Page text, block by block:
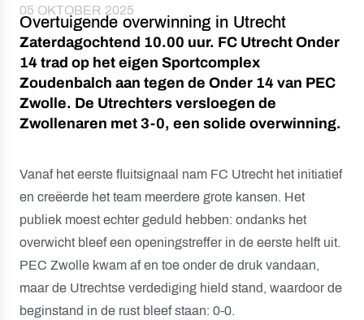
05 OKTOBER 2025
Overtuigende overwinning in Utrecht
Zaterdagochtend 10.00 uur. FC Utrecht Onder
14 trad op het eigen Sportcomplex
Zoudenbalch aan tegen de Onder 14 van PEC
Zwolle. De Utrechters versloegen de
Zwollenaren met 3-0, een solide overwinning.
Vanaf het eerste fluitsignaal nam FC Utrecht het initiatief
en creëerde het team meerdere grote kansen. Het
publiek moest echter geduld hebben: ondanks het
overwicht bleef een openingstreffer in de eerste helft uit.
PEC Zwolle kwam af en toe onder de druk vandaan,
maar de Utrechtse verdediging hield stand, waardoor de
beginstand in de rust bleef staan: 0-0.